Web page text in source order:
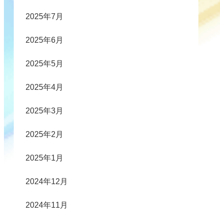
2025年7月
2025年6月
2025年5月
2025年4月
2025年3月
2025年2月
2025年1月
2024年12月
2024年11月